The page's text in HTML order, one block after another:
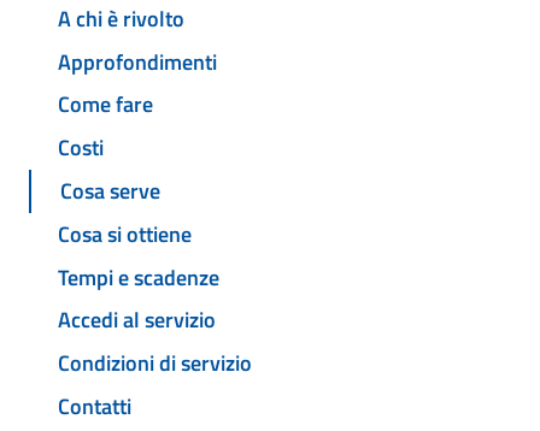
A chi è rivolto
Approfondimenti
Come fare
Costi
Cosa serve
Cosa si ottiene
Tempi e scadenze
Accedi al servizio
Condizioni di servizio
Contatti